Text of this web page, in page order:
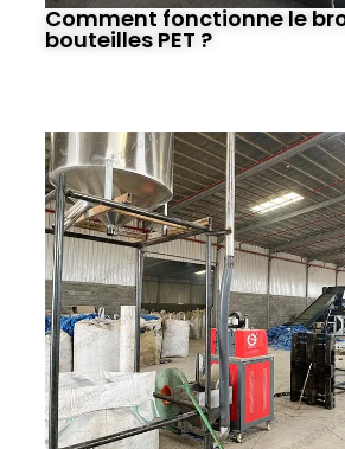
Comment fonctionne le
bouteilles PET ?